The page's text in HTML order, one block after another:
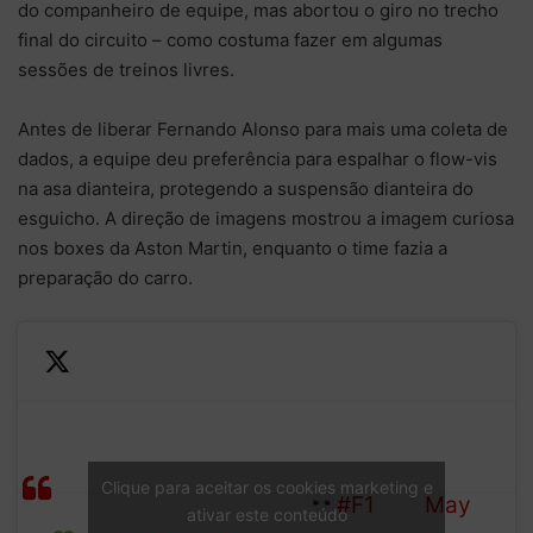
do companheiro de equipe, mas abortou o giro no trecho
final do circuito – como costuma fazer em algumas
sessões de treinos livres.
Antes de liberar Fernando Alonso para mais uma coleta de
dados, a equipe deu preferência para espalhar o flow-vis
na asa dianteira, protegendo a suspensão dianteira do
esguicho. A direção de imagens mostrou a imagem curiosa
nos boxes da Aston Martin, enquanto o time fazia a
preparação do carro.
to run flow-vis on Lance
Stroll’s front wing
#F1
1 (@F1)
May
Clique para aceitar os cookies marketing e
ativar este conteúdo